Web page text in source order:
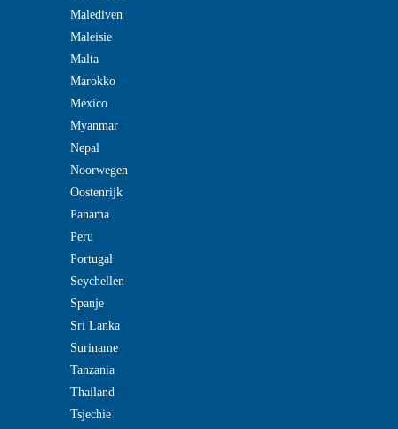
Malediven
Maleisie
Malta
Marokko
Mexico
Myanmar
Nepal
Noorwegen
Oostenrijk
Panama
Peru
Portugal
Seychellen
Spanje
Sri Lanka
Suriname
Tanzania
Thailand
Tsjechie